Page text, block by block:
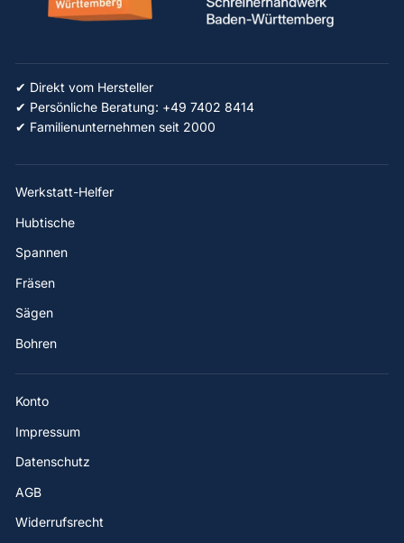
✔ Direkt vom Hersteller
✔ Persönliche Beratung: +49 7402 8414
✔ Familienunternehmen seit 2000
Werkstatt-Helfer
Hubtische
Spannen
Fräsen
Sägen
Bohren
Konto
Impressum
Datenschutz
AGB
Widerrufsrecht